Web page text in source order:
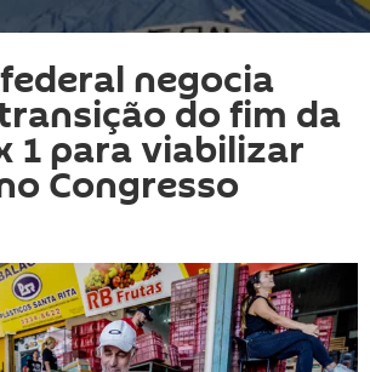
negocia
do fim da
1 para viabilizar
Congresso